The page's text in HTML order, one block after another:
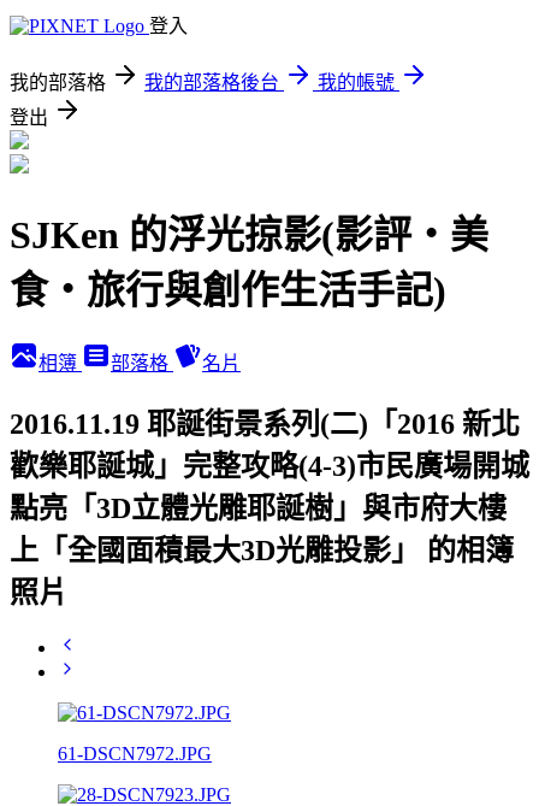
登入
我的部落格 我的部落格後台
我的帳號
登出
SJKen 的浮光掠影(影評‧美
食‧旅行與創作生活手記)
相簿 部落格 名片
2016.11.19 耶誕街景系列(二)「2016 新北
歡樂耶誕城」完整攻略(4-3)市民廣場開城
點亮「3D立體光雕耶誕樹」與市府大樓
上「全國面積最大3D光雕投影」 的相簿
照片
61-DSCN7972.JPG